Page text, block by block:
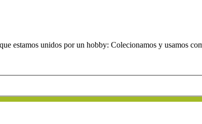
estamos unidos por un hobby: Colecionamos y usamos